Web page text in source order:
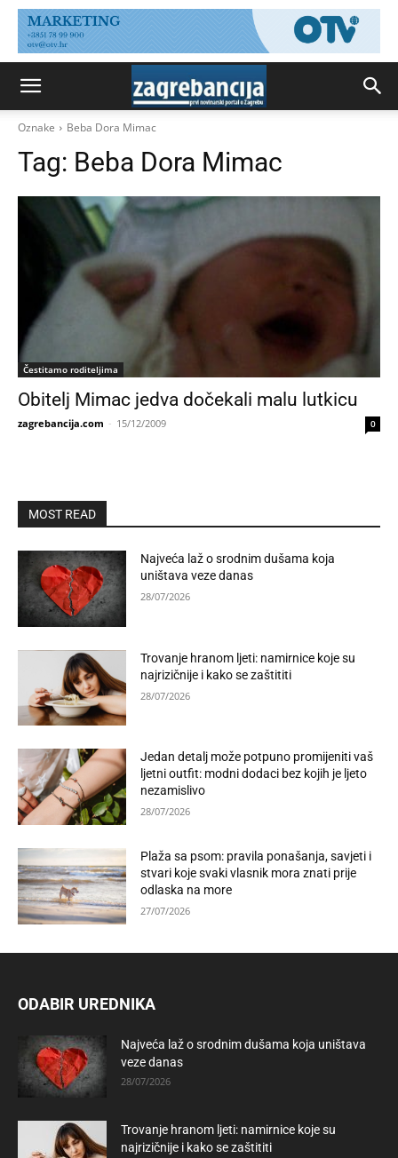
Oznake Beba Dora Mimac
Tag: Beba Dora Mimac
Čestitamo roditeljima
Obitelj Mimac jedva dočekali malu lutkicu
zagrebancija.com - 15/12/2009 0
MOST READ
Najveća laž o srodnim dušama koja
uništava veze danas
28/07/2026
Trovanje hranom ljeti: namirnice koje su
najrizičnije i kako se zaštititi
28/07/2026
Jedan detalj može potpuno promijeniti vaš
ljetni outfit: modni dodaci bez kojih je ljeto
nezamislivo
28/07/2026
Plaža sa psom: pravila ponašanja, savjeti i
stvari koje svaki vlasnik mora znati prije
odlaska na more
27/07/2026
ODABIR UREDNIKA
Najveća laž o srodnim dušama koja uništava
veze danas
28/07/2026
Trovanje hranom ljeti: namirnice koje su
najrizičnije i kako se zaštititi